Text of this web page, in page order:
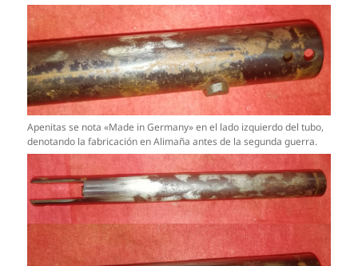
Apenitas se nota «Made in Germany» en el lado izquierdo del tubo,
denotando la fabricación en Alimaña antes de la segunda guerra.